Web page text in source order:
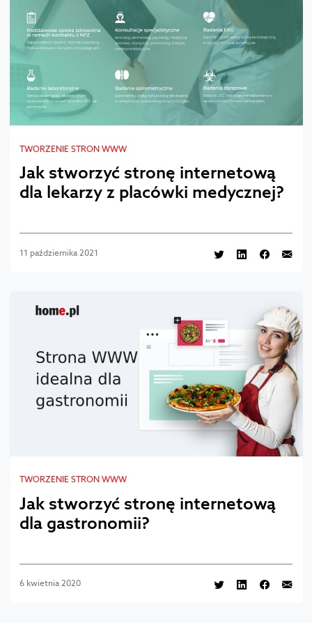
TWORZENIE STRON WWW
Jak stworzyć stronę internetową
dla lekarzy z placówki medycznej?
11 października 2021
TWORZENIE STRON WWW
Jak stworzyć stronę internetową
dla gastronomii?
6 kwietnia 2020